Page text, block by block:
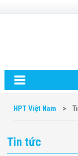
HPT Việt Nam >
Tin tức